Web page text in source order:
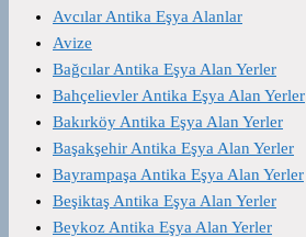
Avcılar Antika Eşya Alanlar
Avize
Bağcılar Antika Eşya Alan Yerler
Bahçelievler Antika Eşya Alan Yerler
Bakırköy Antika Eşya Alan Yerler
Başakşehir Antika Eşya Alan Yerler
Bayrampaşa Antika Eşya Alan Yerler
Beşiktaş Antika Eşya Alan Yerler
Beykoz Antika Eşya Alan Yerler